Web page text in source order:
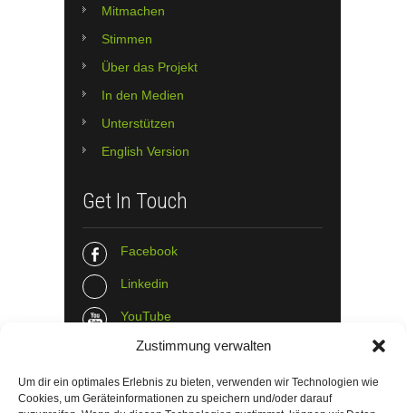
Zustimmung verwalten
Um dir ein optimales Erlebnis zu bieten, verwenden wir Technologien wie
Cookies, um Geräteinformationen zu speichern und/oder darauf
Mitmachen
Stimmen
Über das Projekt
In den Medien
Unterstützen
English Version
Get In Touch
Facebook
Linkedin
YouTube
Instagram
Tumblr